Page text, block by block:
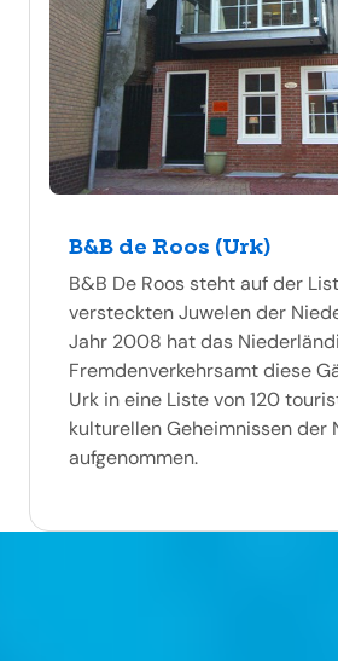
B&B de Roos (Urk)
B&B De Roos steht auf der
versteckten Juwelen der
Jahr 2008 hat das
Fremdenverkehrsamt diese
Urk in eine Liste von 120
kulturellen Geheimnissen der
aufgenommen.